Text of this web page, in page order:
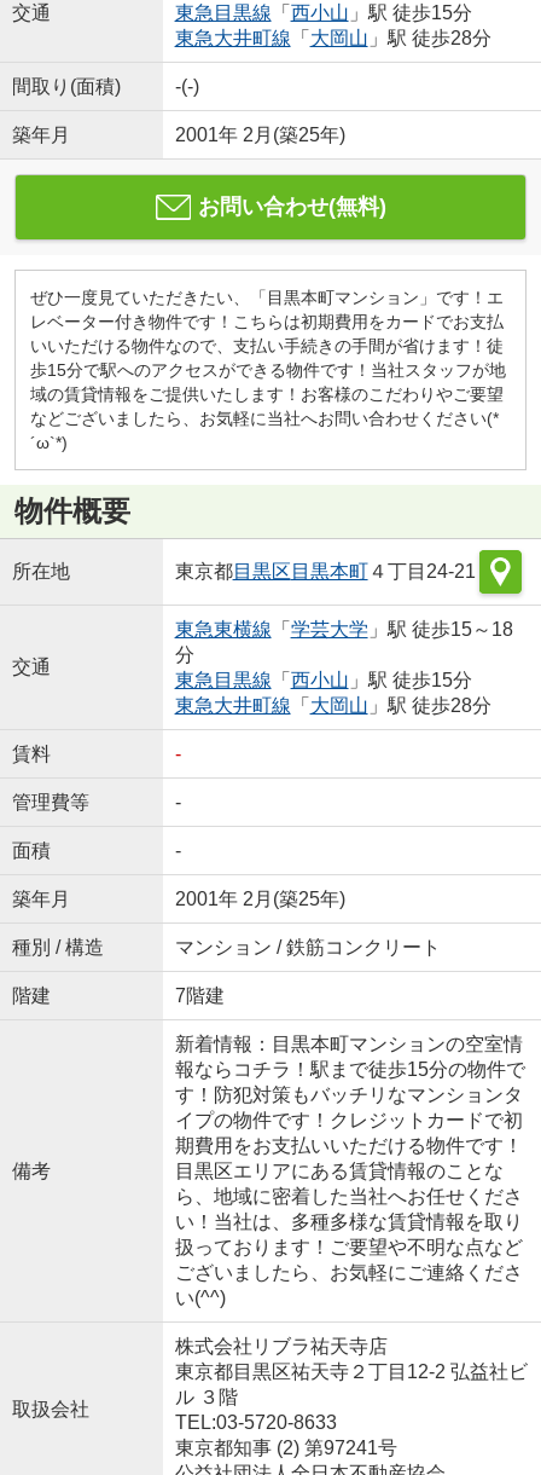
交通
東急目黒線 「 西小山 」駅 徒歩15分
東急大井町線 「 大岡山 」駅 徒歩28分
間取り(面積) -(-)
築年月 2001年 2月(築25年)
お問い合わせ(無料)
ぜひ一度見ていただきたい、「目黒本町マンション」です！エ
レベーター付き物件です！こちらは初期費用をカードでお支払
いいただける物件なので、支払い手続きの手間が省けます！徒
歩15分で駅へのアクセスができる物件です！当社スタッフが地
域の賃貸情報をご提供いたします！お客様のこだわりやご要望
などございましたら、お気軽に当社へお問い合わせください(*
´ω`*)
物件概要
所在地 東京都目黒区 目黒本町４丁目24-21
交通
東急東横線 「 学芸大学 」駅 徒歩15～18
分
東急目黒線 「 西小山 」駅 徒歩15分
東急大井町線 「 大岡山 」駅 徒歩28分
賃料 -
管理費等 -
面積 -
築年月 2001年 2月(築25年)
種別 / 構造 マンション / 鉄筋コンクリート
階建 7階建
備考
新着情報：目黒本町マンションの空室情
報ならコチラ！駅まで徒歩15分の物件で
す！防犯対策もバッチリなマンションタ
イプの物件です！クレジットカードで初
期費用をお支払いいただける物件です！
目黒区エリアにある賃貸情報のことな
ら、地域に密着した当社へお任せくださ
い！当社は、多種多様な賃貸情報を取り
扱っております！ご要望や不明な点など
ございましたら、お気軽にご連絡くださ
い(^^)
取扱会社
株式会社リブラ祐天寺店
東京都目黒区祐天寺２丁目12-2 弘益社ビ
ル ３階
TEL:03-5720-8633
東京都知事 (2) 第97241号